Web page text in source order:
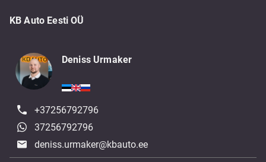
KB Auto Eesti OÜ
Deniss Urmaker
+37256792796
37256792796
deniss.urmaker@kbauto.ee